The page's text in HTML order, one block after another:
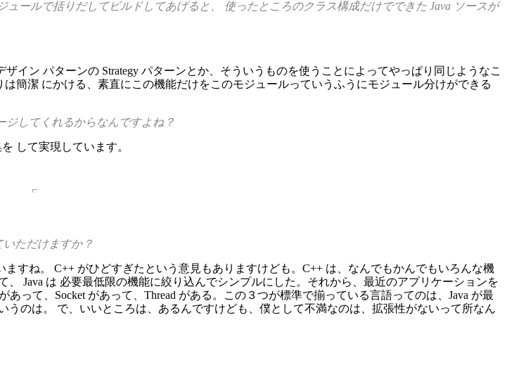
ールで括りだしてビルドしてあげると、 使ったところのクラス構成だけでできた Java ソースが
イン パターンの Strategy パターンとか、そういうものを使うことによってやっぱり同じようなこ
簡潔 にかける、素直にこの機能だけをこのモジュールっていうふうにモジュール分けができる
ジしてくれるからなんですよね？
して実現しています。
ただけますか？
すね。 C++ がひどすぎたという意見もありますけども。C++ は、なんでもかんでもいろんな機
Java は 必要最低限の機能に絞り込んでシンプルにした。それから、最近のアプリケーションを
って、Socket があって、Thread がある。この３つが標準で揃っている言語ってのは、Java が最
のは。 で、いいところは、あるんですけども、僕として不満なのは、拡張性がないって所なん